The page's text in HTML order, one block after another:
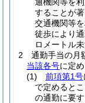
することが
交通機関等
徒歩により
ロメートル
2
通勤手当の月
当該各号に定
(1)
前項第1号
で定めると
の通勤に要